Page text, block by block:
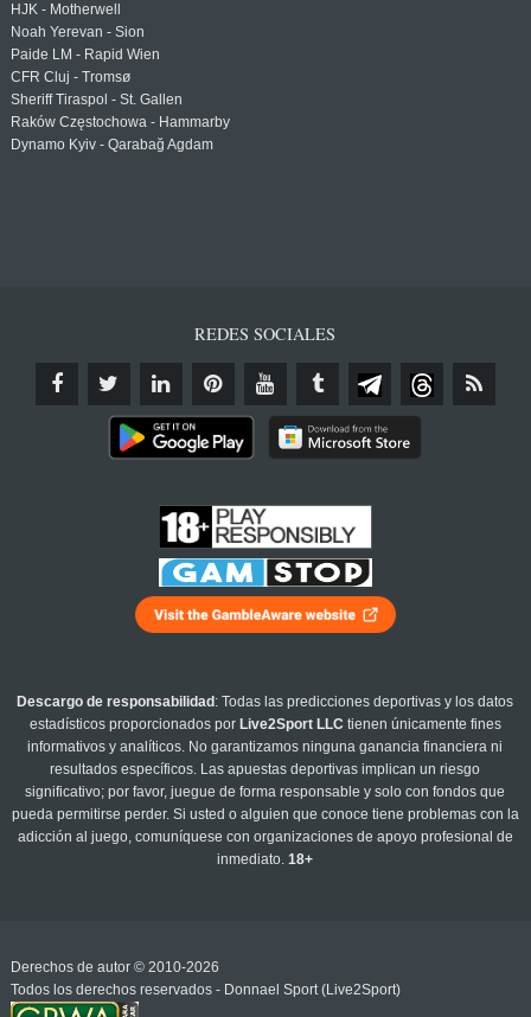
HJK - Motherwell
Noah Yerevan - Sion
Paide LM - Rapid Wien
CFR Cluj - Tromsø
Sheriff Tiraspol - St. Gallen
Raków Częstochowa - Hammarby
Dynamo Kyiv - Qarabağ Agdam
REDES SOCIALES
Descargo de responsabilidad : Todas las predicciones deportivas y los datos
estadísticos proporcionados por Live2Sport LLC tienen únicamente fines
informativos y analíticos. No garantizamos ninguna ganancia financiera ni
resultados específicos. Las apuestas deportivas implican un riesgo
significativo; por favor, juegue de forma responsable y solo con fondos que
pueda permitirse perder. Si usted o alguien que conoce tiene problemas con la
adicción al juego, comuníquese con organizaciones de apoyo profesional de
inmediato.18+
Derechos de autor © 2010-2026
Todos los derechos reservados - Donnael Sport (Live2Sport)